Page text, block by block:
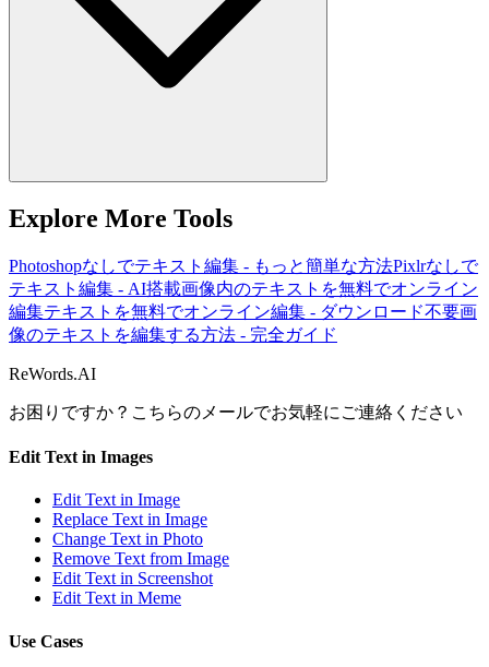
Explore More Tools
Photoshopなしでテキスト編集 - もっと簡単な方法Pixlrなしで
テキスト編集 - AI搭載画像内のテキストを無料でオンライン
編集テキストを無料でオンライン編集 - ダウンロード不要画
像のテキストを編集する方法 - 完全ガイド
ReWords.AI
お困りですか？こちらのメールでお気軽にご連絡ください
Edit Text in Images
Edit Text in Image
Replace Text in Image
Change Text in Photo
Remove Text from Image
Edit Text in Screenshot
Edit Text in Meme
Use Cases